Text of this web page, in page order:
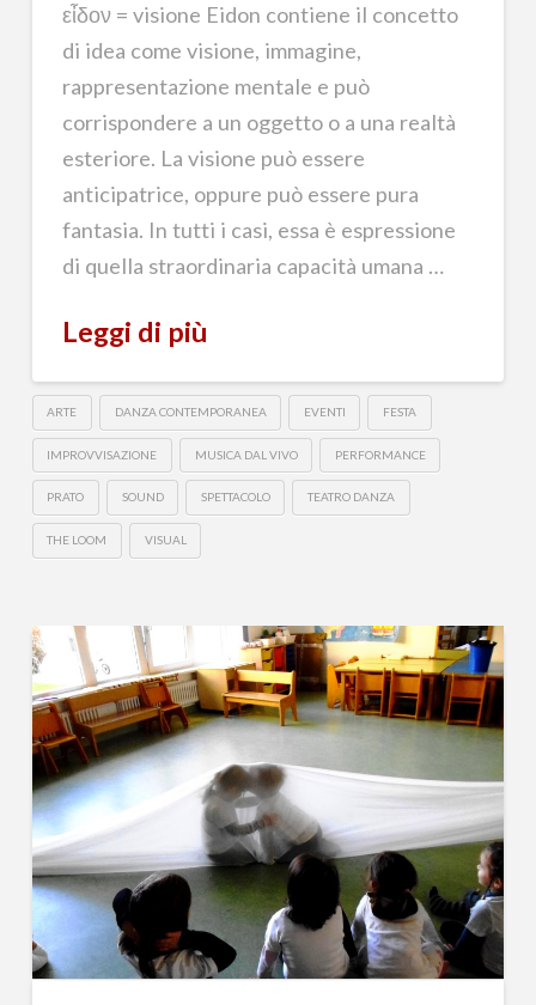
εἶδον = visione Eidon contiene il concetto
di idea come visione, immagine,
rappresentazione mentale e può
corrispondere a un oggetto o a una realtà
esteriore. La visione può essere
anticipatrice, oppure può essere pura
fantasia. In tutti i casi, essa è espressione
di quella straordinaria capacità umana …
Leggi di più
ARTE DANZA CONTEMPORANEA EVENTI FESTA
IMPROVVISAZIONE MUSICA DAL VIVO PERFORMANCE
PRATO SOUND SPETTACOLO TEATRO DANZA
THE LOOM VISUAL